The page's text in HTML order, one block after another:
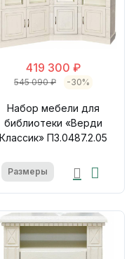
419 300 ₽
545 090 ₽ -30%
Набор мебели для
библиотеки «Верди
Классик» П3.0487.2.05
Размеры